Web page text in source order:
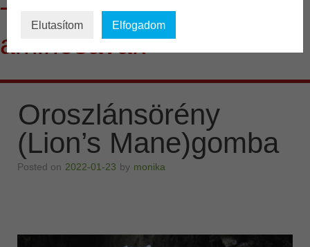
Táplálkozás
Potencia
Család
Életmód
Tag Archives:
aminosavak
Oroszlánsörény
(Lion’s Mane)gomba
Posted on 2022-01-23 by monika
Elutasítom Elfogadom